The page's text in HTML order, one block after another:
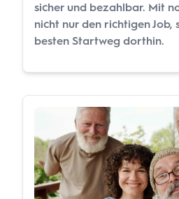
sicher und bezahlbar. Mit
nicht nur den richtigen Job,
besten Startweg dorthin.